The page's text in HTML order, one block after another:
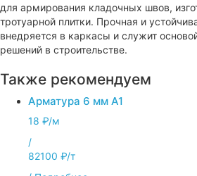
для армирования кладочных швов,
тротуарной плитки. Прочная и
внедряется в каркасы и служит
решений в строительстве.
Также рекомендуем
Арматура 6 мм А1
18 ₽/м
/
82100 ₽/т